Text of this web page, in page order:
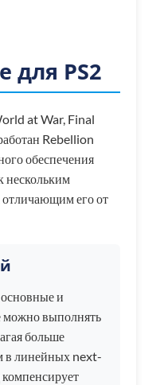
для PS2
at War, Final
Rebellion
обеспечения
нескольким
его от
и
можно выполнять
больше
в линейных next-